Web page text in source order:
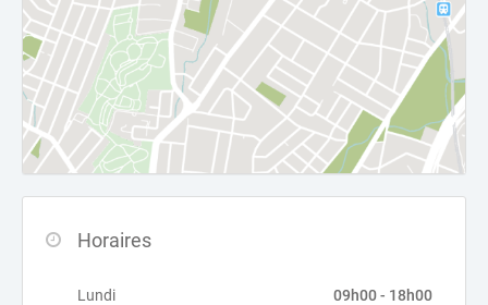
Horaires
Lundi 09h00 - 18h00